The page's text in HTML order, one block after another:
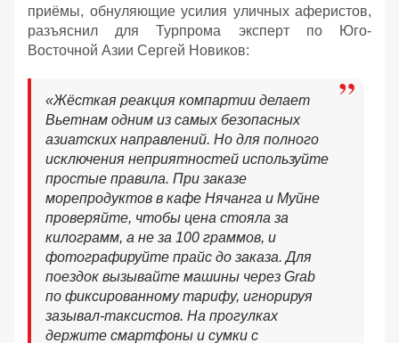
приёмы, обнуляющие усилия уличных аферистов,
разъяснил для Турпрома эксперт по Юго-
Восточной Азии Сергей Новиков:
«Жёсткая реакция компартии делает
Вьетнам одним из самых безопасных
азиатских направлений. Но для полного
исключения неприятностей используйте
простые правила. При заказе
морепродуктов в кафе Нячанга и Муйне
проверяйте, чтобы цена стояла за
килограмм, а не за 100 граммов, и
фотографируйте прайс до заказа. Для
поездок вызывайте машины через Grab
по фиксированному тарифу, игнорируя
зазывал-таксистов. На прогулках
держите смартфоны и сумки с